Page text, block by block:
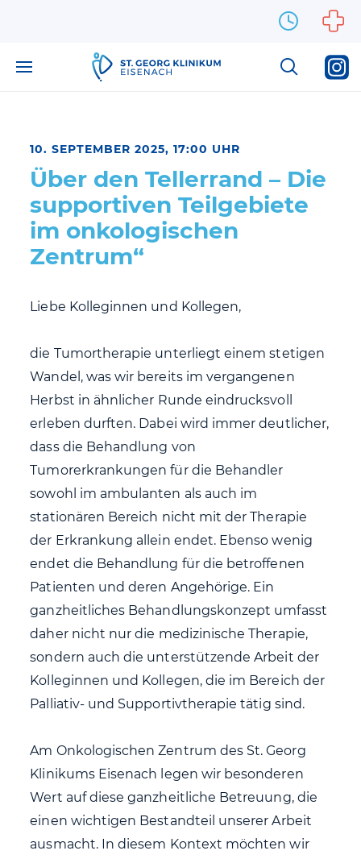
10. SEPTEMBER 2025, 17:00 UHR
Über den Tellerrand – Die
supportiven Teilgebiete
im onkologischen
Zentrum“
Liebe Kolleginnen und Kollegen,
die Tumortherapie unterliegt einem stetigen
Wandel, was wir bereits im vergangenen
Herbst in ähnlicher Runde eindrucksvoll
erleben durften. Dabei wird immer deutlicher,
dass die Behandlung von
Tumorerkrankungen für die Behandler
sowohl im ambulanten als auch im
stationären Bereich nicht mit der Therapie
der Erkrankung allein endet. Ebenso wenig
endet die Behandlung für die betroffenen
Patienten und deren Angehörige. Ein
ganzheitliches Behandlungskonzept umfasst
daher nicht nur die medizinische Therapie,
sondern auch die unterstützende Arbeit der
Kolleginnen und Kollegen, die im Bereich der
Palliativ- und Supportivtherapie tätig sind.
Am Onkologischen Zentrum des St. Georg
Klinikums Eisenach legen wir besonderen
Wert auf diese ganzheitliche Betreuung, die
einen wichtigen Bestandteil unserer Arbeit
ausmacht. In diesem Kontext möchten wir